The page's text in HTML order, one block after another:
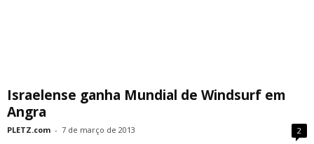
Israelense ganha Mundial de Windsurf em
Angra
PLETZ.com - 7 de março de 2013 2